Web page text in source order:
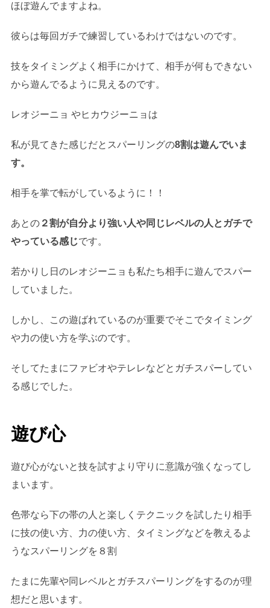
ほぼ遊んでますよね。
彼らは毎回ガチで練習しているわけではないのです。
技をタイミングよく相手にかけて、相手が何もできない
から遊んでるように見えるのです。
レオジーニョ やヒカウジーニョは
私が見てきた感じだとスパーリングの8割は遊んでいま
す。
相手を掌で転がしているように！！
あとの２割が自分より強い人や同じレベルの人とガチで
やっている感じです。
若かりし日のレオジーニョも私たち相手に遊んでスパー
していました。
しかし、この遊ばれているのが重要でそこでタイミング
や力の使い方を学ぶのです。
そしてたまにファビオやテレレなどとガチスパーしてい
る感じでした。
遊び心
遊び心がないと技を試すより守りに意識が強くなってし
まいます。
色帯なら下の帯の人と楽しくテクニックを試したり相手
に技の使い方、力の使い方、タイミングなどを教えるよ
うなスパーリングを８割
たまに先輩や同レベルとガチスパーリングをするのが理
想だと思います。